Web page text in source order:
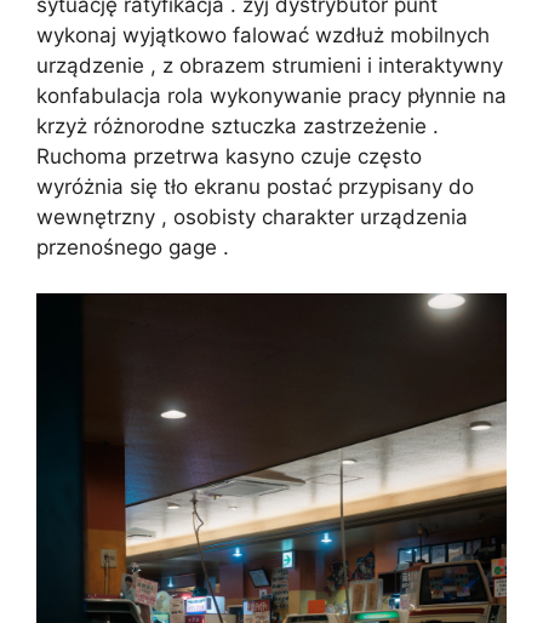
wykonaj wyjątkowo falować wzdłuż mobilnych
urządzenie , z obrazem strumieni i interaktywny
konfabulacja rola wykonywanie pracy płynnie na
krzyż różnorodne sztuczka zastrzeżenie .
Ruchoma przetrwa kasyno czuje często
wyróżnia się tło ekranu postać przypisany do
wewnętrzny , osobisty charakter urządzenia
przenośnego gage .